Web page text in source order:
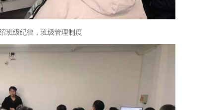
班级纪律，班级管理制度